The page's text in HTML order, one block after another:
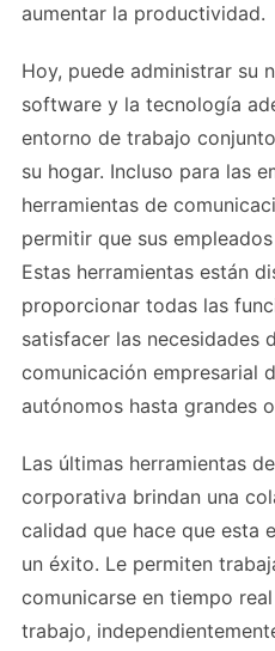
aumentar la productividad.
Hoy, puede administrar su
software y la tecnología
entorno de trabajo
su hogar. Incluso para las
herramientas de
permitir que sus
Estas herramientas están
proporcionar todas las
satisfacer las necesidades
comunicación empresarial
autónomos hasta grandes
Las últimas herramientas
corporativa brindan una
calidad que hace que esta
un éxito. Le permiten
comunicarse en tiempo
trabajo,